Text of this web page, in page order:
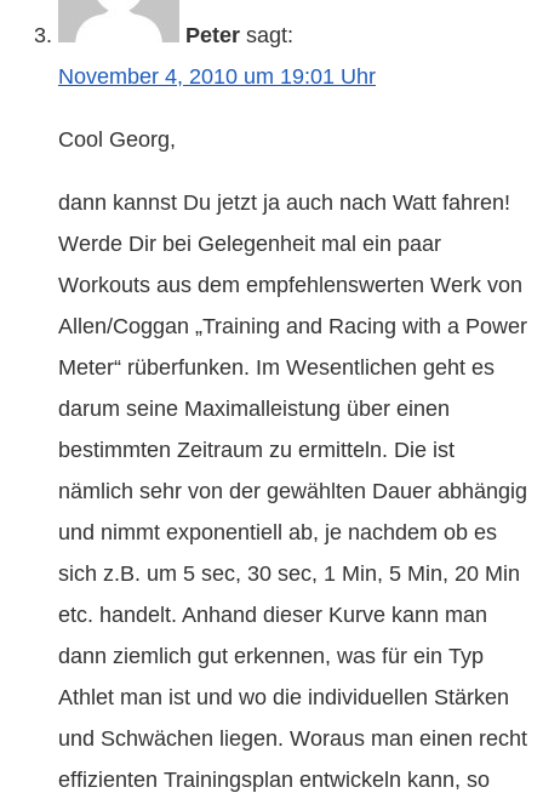
Peter sagt:
November 4, 2010 um 19:01 Uhr
Cool Georg,
dann kannst Du jetzt ja auch nach Watt fahren!
Werde Dir bei Gelegenheit mal ein paar
Workouts aus dem empfehlenswerten Werk von
Allen/Coggan „Training and Racing with a Power
Meter“ rüberfunken. Im Wesentlichen geht es
darum seine Maximalleistung über einen
bestimmten Zeitraum zu ermitteln. Die ist
nämlich sehr von der gewählten Dauer abhängig
und nimmt exponentiell ab, je nachdem ob es
sich z.B. um 5 sec, 30 sec, 1 Min, 5 Min, 20 Min
etc. handelt. Anhand dieser Kurve kann man
dann ziemlich gut erkennen, was für ein Typ
Athlet man ist und wo die individuellen Stärken
und Schwächen liegen. Woraus man einen recht
effizienten Trainingsplan entwickeln kann, so